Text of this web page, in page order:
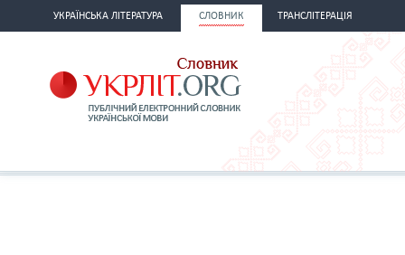
УКРАЇНСЬКА ЛІТЕРАТУРА СЛОВНИК ТРАНСЛІТЕРАЦІЯ